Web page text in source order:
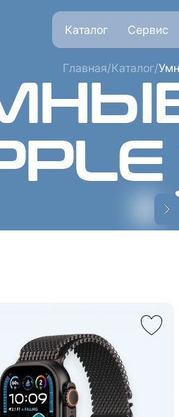
Каталог Сервис
Главная/Каталог/